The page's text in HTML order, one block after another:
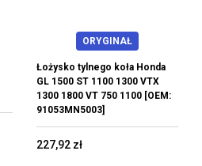
ORYGINAŁ
Łożysko tylnego koła Honda
GL 1500 ST 1100 1300 VTX
1300 1800 VT 750 1100 [OEM:
91053MN5003]
227,92 zł